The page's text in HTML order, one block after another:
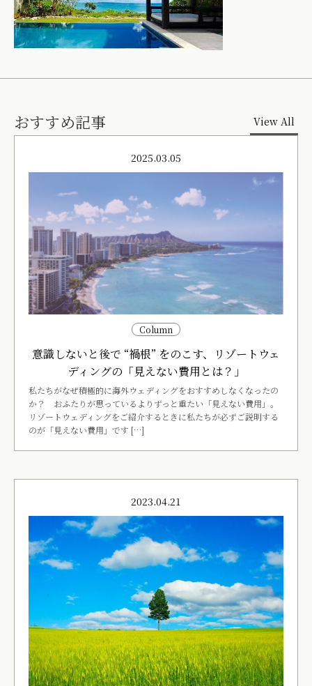
おすすめ記事 View All
2025.03.05
Column
意識しないと後で “禍根” をのこす、リゾートウェ
ディングの「見えない費用とは？」
私たちがなぜ積極的に海外ウェディングをおすすめしなくなったの
か？ おふたりが思っているよりずっと重たい「見えない費用」。
リゾートウェディングをご紹介するときに私たちが必ずご説明する
のが「見えない費用」です […]
2023.04.21